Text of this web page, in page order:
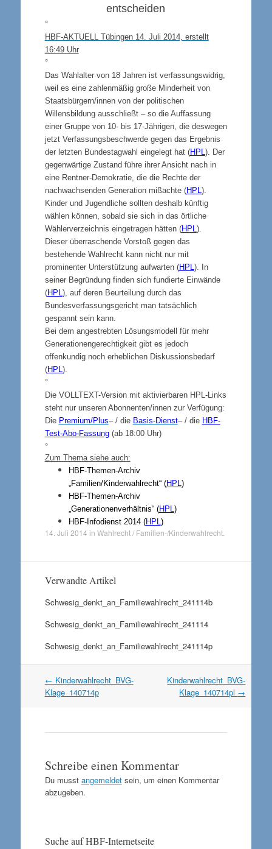
entscheiden
°
HBF-AKTUELL Tübingen 14. Juli 2014, erstellt
16:49 Uhr
°
Das Wahlalter von 18 Jahren ist verfassungswidrig,
weil es eine zahlenmäßig große Minderheit von
Staatsbürgern/innen von der politischen
Willensbildung ausschließt – so die Auffassung
einer Gruppe von 10- bis 17-Jährigen, die deswegen
jetzt Verfassungsbeschwerde gegen das Ergebnis
der letzten Bundestagwahl eingelegt hat (HPL ). Der
gegenwärtige Zustand führe ihrer Ansicht nach in
eine Rentner-Demokratie, die die Rechte der
nachwachsenden Generation mißachte (HPL ).
Kinder und Jugendliche sollten deshalb künftig
wählen können, sobald sie sich in das örtliche
Wählerverzeichnis eingetragen hätten (HPL ).
Dieser überraschende Vorstoß gegen das
bestehende Wahlrecht kann nicht nur mit
prominenter Unterstützung aufwarten (HPL ). In
seiner Begründung finden sich fundierte Einwände
(HPL ), auf deren Beurteilung durch das
Bundesverfassungsgericht man tatsächlich
gespannt sein kann.
Bei dem angestrebten Lösungsmodell für mehr
Generationengerechtigkeit gibt es jedoch
offenkundig noch erheblichen Diskussionsbedarf
(HPL ).
°
Die VOLLTEXT-Version mit aktivierbaren HPL-Links
steht nur unseren Abonnenten/innen zur Verfügung:
Die Premium/Plus– / die Basis-Dienst– / die HBF-
Test-Abo-Fassung(ab 18:00 Uhr)
°
Zum Thema siehe auch:
HBF-Themen-Archiv
„Familien/Kinderwahlrecht“ (HPL )
HBF-Themen-Archiv
„Generationenverhältnis“ (HPL )
HBF-Infodienst 2014 (HPL )
14. Juli 2014 in Wahlrecht / Familien-/Kinderwahlrecht.
Verwandte Artikel
Schwesig_denkt_an_Familiewahlrecht_241114b
Schwesig_denkt_an_Familiewahlrecht_241114
Schwesig_denkt_an_Familiewahlrecht_241114p
Artikel
Navigation
← Kinderwahlrecht_BVG-
Klage_140714p
Kinderwahlrecht_BVG-
Klage_140714pl →
Schreibe einen Kommentar
Du musst angemeldetsein, um einen Kommentar
abzugeben.
Suche auf HBF-Internetseite